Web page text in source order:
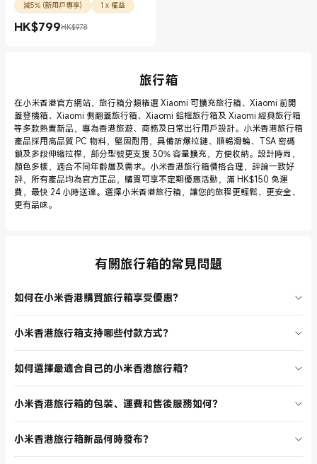
減5% (新用戶專享) 1 x 權益
HK$799
現價 HK$799.00HK$978
市場價格 HK$978
旅行箱
在小米香港官方網站，旅行箱分類精選 Xiaomi 可擴充旅行箱、Xiaomi 前開
蓋登機箱、Xiaomi 側翻蓋旅行箱、Xiaomi 鋁框旅行箱及 Xiaomi 經典旅行箱
等多款熱賣新品，專為香港旅遊、商務及日常出行用戶設計。小米香港旅行箱
產品採用高品質 PC 物料，堅固耐用，具備防爆拉鏈、順暢滑輪、TSA 密碼
鎖及多段伸縮拉桿，部分型號更支援 30% 容量擴充，方便收納。設計時尚，
顏色多樣，適合不同年齡層及需求。小米香港旅行箱價格合理，評論一致好
評，所有產品均為官方正品，購買可享不定期優惠活動，滿 HK$150 免運
費，最快 24 小時送達。選擇小米香港旅行箱，讓您的旅程更輕鬆、更安全、
更有品味。
有關旅行箱的常見問題
如何在小米香港購買旅行箱享受優惠？
站，關注最新活動。註冊會員可獲專屬優惠碼，滿 HK$150 免運費，部
小米香港旅行箱支持哪些付款方式？
式，安全便捷。網站設有購物指南和付款幫助，確保每位用戶都能輕鬆
如何選擇最適合自己的小米香港旅行箱？
求選擇相應產品，瀏覽產品詳情頁可了解主要參數和特色功能，找到最
小米香港旅行箱的包裝、運費和售後服務如何？
費，最快 24 小時送達。售後服務完善，支援線下維修站點和即時客服，
小米香港旅行箱新品何時發布？